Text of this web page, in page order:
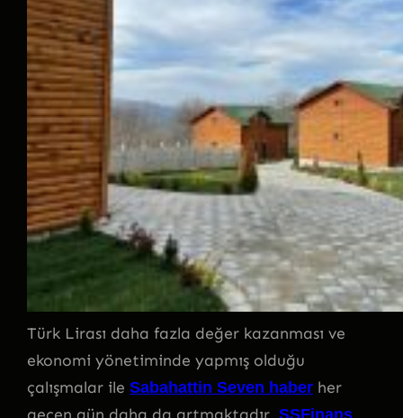
Türk Lirası daha fazla değer kazanması ve
ekonomi yönetiminde yapmış olduğu
çalışmalar ile Sabahattin Seven haber her